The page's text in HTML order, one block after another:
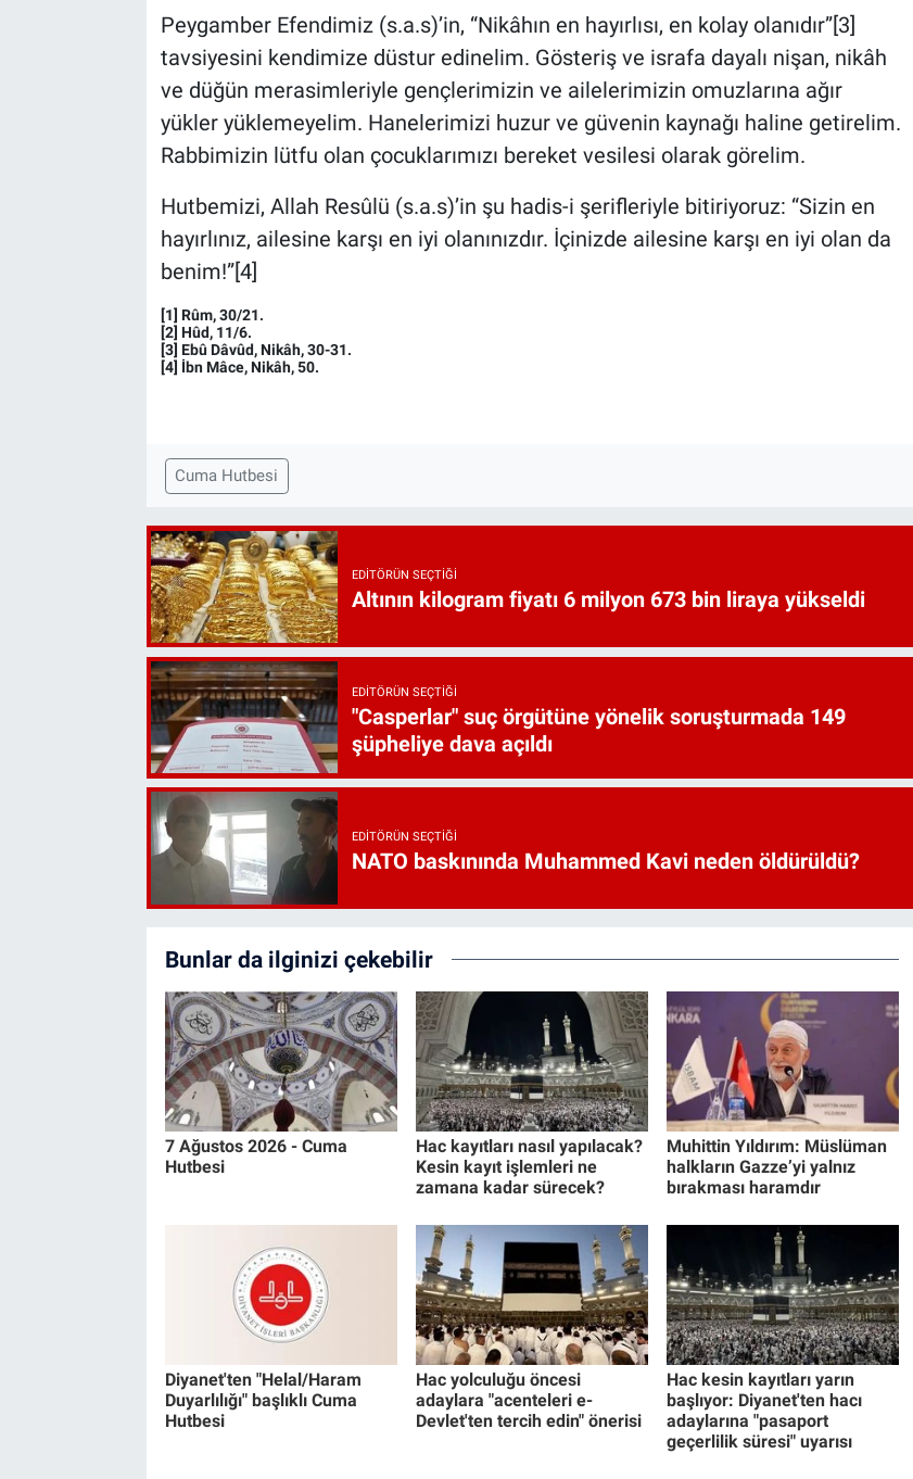
Peygamber Efendimiz (s.a.s)’in, “Nikâhın en hayırlısı, en kolay olanıdır”[3]
tavsiyesini kendimize düstur edinelim. Gösteriş ve israfa dayalı nişan, nikâh
ve düğün merasimleriyle gençlerimizin ve ailelerimizin omuzlarına ağır
yükler yüklemeyelim. Hanelerimizi huzur ve güvenin kaynağı haline getirelim.
Rabbimizin lütfu olan çocuklarımızı bereket vesilesi olarak görelim.
Hutbemizi, Allah Resûlü (s.a.s)’in şu hadis-i şerifleriyle bitiriyoruz: “Sizin en
hayırlınız, ailesine karşı en iyi olanınızdır. İçinizde ailesine karşı en iyi olan da
benim!”[4]
[1] Rûm, 30/21.
[2] Hûd, 11/6.
[3] Ebû Dâvûd, Nikâh, 30-31.
[4] İbn Mâce, Nikâh, 50.
Cuma Hutbesi
EDITÖRÜN SEÇTIĞI
Altının kilogram fiyatı 6 milyon 673 bin liraya yükseldi
EDITÖRÜN SEÇTIĞI
"Casperlar" suç örgütüne yönelik soruşturmada 149
şüpheliye dava açıldı
EDITÖRÜN SEÇTIĞI
NATO baskınında Muhammed Kavi neden öldürüldü?
Bunlar da ilginizi çekebilir
7 Ağustos 2026 - Cuma
Hutbesi
Hac kayıtları nasıl yapılacak?
Kesin kayıt işlemleri ne
zamana kadar sürecek?
Muhittin Yıldırım: Müslüman
halkların Gazze’yi yalnız
bırakması haramdır
Diyanet'ten "Helal/Haram
Duyarlılığı" başlıklı Cuma
Hutbesi
Hac yolculuğu öncesi
adaylara "acenteleri e-
Devlet'ten tercih edin" önerisi
Hac kesin kayıtları yarın
başlıyor: Diyanet'ten hacı
adaylarına "pasaport
geçerlilik süresi" uyarısı